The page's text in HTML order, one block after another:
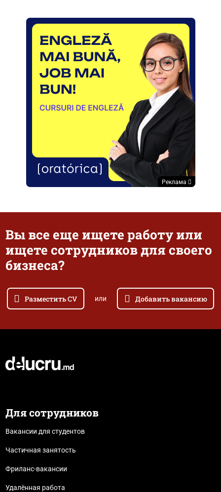
Реклама
Вы все еще ищете работу или
ищете сотрудников для своего
бизнеса?
Разместить CV или Добавить вакансию
Для сотрудников
Вакансии для студентов
Частичная занятость
Фриланс-вакансии
Удалённая работа